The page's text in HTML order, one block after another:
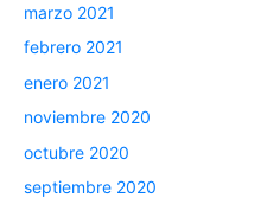
marzo 2021
febrero 2021
enero 2021
noviembre 2020
octubre 2020
septiembre 2020